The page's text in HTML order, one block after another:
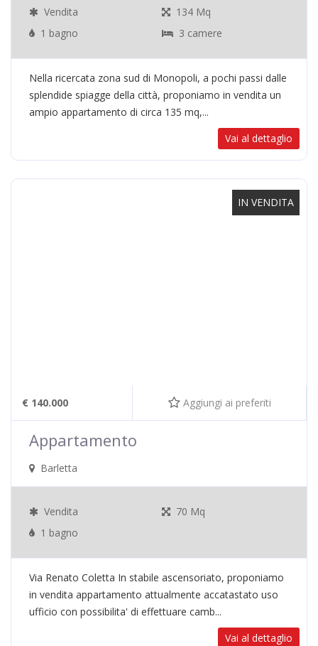
Vendita
134 Mq
1 bagno
3 camere
Nella ricercata zona sud di Monopoli, a pochi passi dalle
splendide spiagge della città, proponiamo in vendita un
ampio appartamento di circa 135 mq,...
Vai al dettaglio
IN VENDITA
€ 140.000 Aggiungi ai preferiti
Appartamento
Barletta
Vendita
70 Mq
1 bagno
Via Renato Coletta In stabile ascensoriato, proponiamo
in vendita appartamento attualmente accatastato uso
ufficio con possibilita' di effettuare camb...
Vai al dettaglio